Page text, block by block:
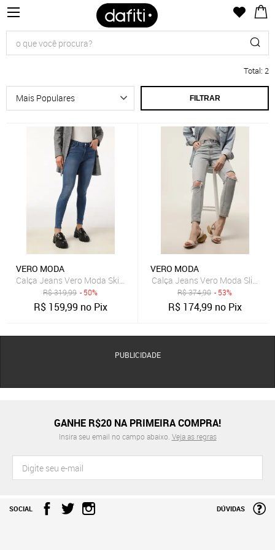
Total: 2
FILTRAR
VERO MODA
Calça Jeans Vero Moda Skinny Estonada Azul
R$319,99 - 50%
R$ 159,99 no Pix
VERO MODA
Calça Jeans Vero Moda Slim
R$374,90 - 53%
R$ 174,99 no Pix
PUBLICIDADE
GANHE R$20 NA PRIMEIRA COMPRA!
Insira seu email no campo abaixo. Veja as regras
SOCIAL DÚVIDAS